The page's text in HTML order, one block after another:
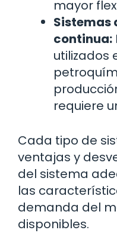
mayor
Sistemas
continua:
utilizados
requiere
Cada tipo de
ventajas y
del sistema
las
demanda del
disponibles.